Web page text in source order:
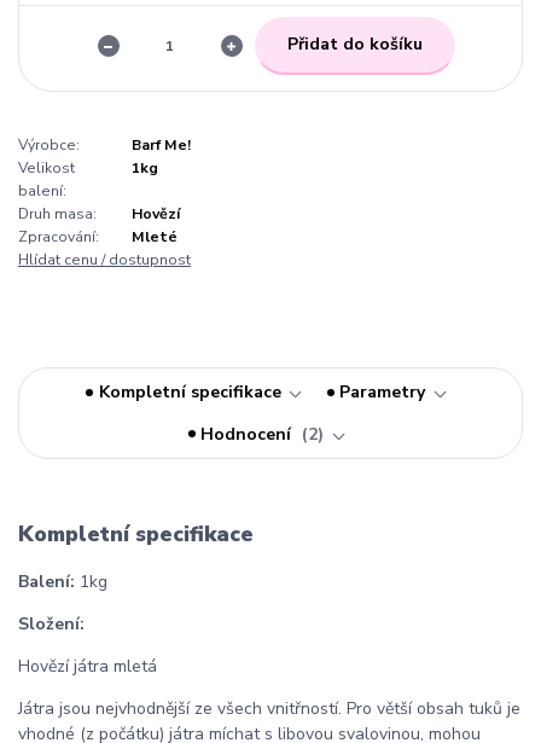
Přidat do košíku
Výrobce:
Barf Me!
Velikost
balení:
1kg
Druh masa:
Hovězí
Zpracování:
Mleté
Hlídat cenu / dostupnost
Kompletní specifikace
Parametry
Hodnocení
2
Kompletní specifikace
Balení: 1kg
Složení:
Hovězí játra mletá
Játra jsou nejvhodnější ze všech vnitřností. Pro větší obsah tuků je
vhodné (z počátku) játra míchat s libovou svalovinou, mohou